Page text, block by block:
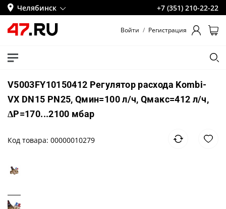
Челябинск +7 (351) 210-22-22
Войти / Регистрация
V5003FY10150412 Регулятор расхода Kombi-
VX DN15 PN25, Qмин=100 л/ч, Qмакс=412 л/ч,
ΔP=170...2100 мбар
Код товара: 00000010279